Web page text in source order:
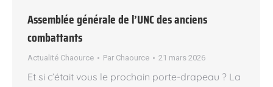
Assemblée générale de l’UNC des anciens
combattants
Actualité Chaource Par Chaource 21 mars 2026
Et si c’était vous le prochain porte-drapeau ? La